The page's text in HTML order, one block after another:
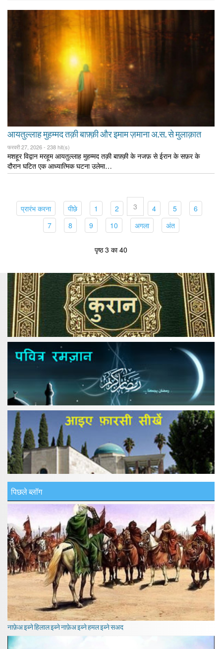
आयतुल्लाह मुहम्मद तक़ी बाफ़्क़ी और इमाम ज़माना अ.स. से मुलाक़ात
फरवरी 27, 2026 - 238 hit(s)
मशहूर विद्वान मरहूम आयतुल्लाह मुहम्मद तक़ी बाफ़्क़ी के नजफ़ से ईरान के सफ़र के
दौरान घटित एक आध्यात्मिक घटना उलेमा…
प्रारंभ करना(current)
पीछे(current)
1 (current)
2(current)
3 4(current)
5(current)
6
7(current)
8(current)
9(current)
10(current)
अगला(current)
अंत(current)
पृष्ठ 3 का 40
पिछले ब्लॉग
नाफ़ेअ इब्ने हिलाल इब्ने नाफ़ेअ इब्ने हमल इब्ने सअद